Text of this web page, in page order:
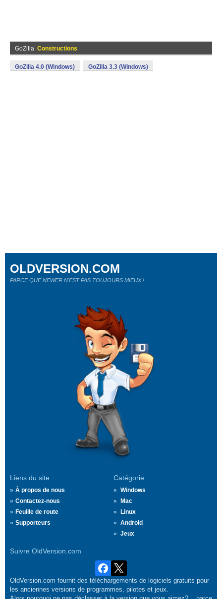
GoZilla Constructions
GoZilla 4.0 (Windows) GoZilla 3.3 (Windows)
Liens du site
À propos de nous
Contactez-nous
Feuille de route
Supporteurs
Catégorie
Windows
Mac
Linux
Android
Jeux
Suivre OldVersion.com
OLDVERSION.COM
PARCE QUE NEWER N'EST PAS TOUJOURS MIEUX !
OldVersion.com fournit des téléchargements de logiciels gratuits pour
les anciennes versions de programmes, pilotes et jeux.